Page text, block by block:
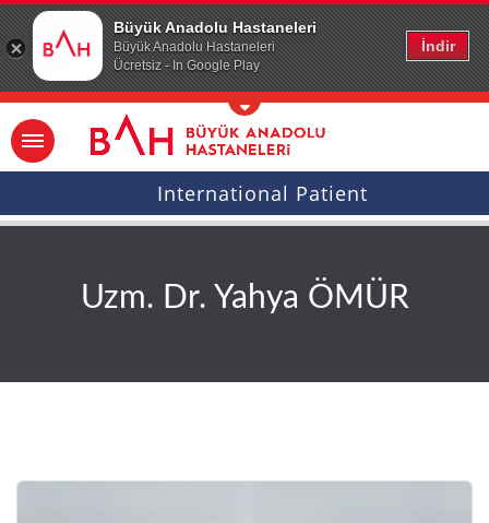
Büyük Anadolu Hastaneleri
Büyük Anadolu Hastaneleri
Ücretsiz - In Google Play
İndir
Ana icerige atla
International Patient
Uzm. Dr. Yahya ÖMÜR